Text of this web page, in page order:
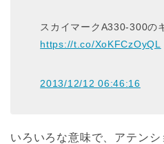
スカイマークA330-300の
https://t.co/XoKFCzOyQL
2013/12/12 06:46:16
いろいろな意味で、アテンシ